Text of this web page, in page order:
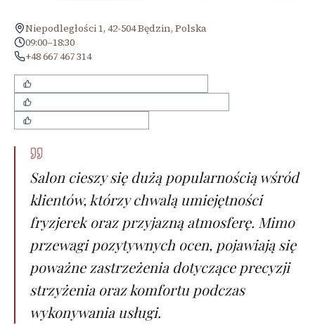
Niepodległości 1, 42-504 Będzin, Polska
09:00–18:30
+48 667 467 314
Salon cieszy się dużą popularnością wśród
klientów, którzy chwalą umiejętności
fryzjerek oraz przyjazną atmosferę. Mimo
przewagi pozytywnych ocen, pojawiają się
poważne zastrzeżenia dotyczące precyzji
strzyżenia oraz komfortu podczas
wykonywania usługi.